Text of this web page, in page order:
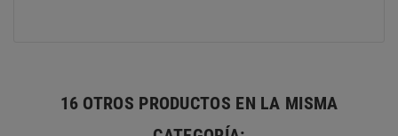
16 OTROS PRODUCTOS EN LA MISMA